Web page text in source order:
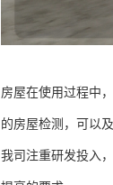
房屋在使用过程中
的房屋检测，可以
我司注重研发投入